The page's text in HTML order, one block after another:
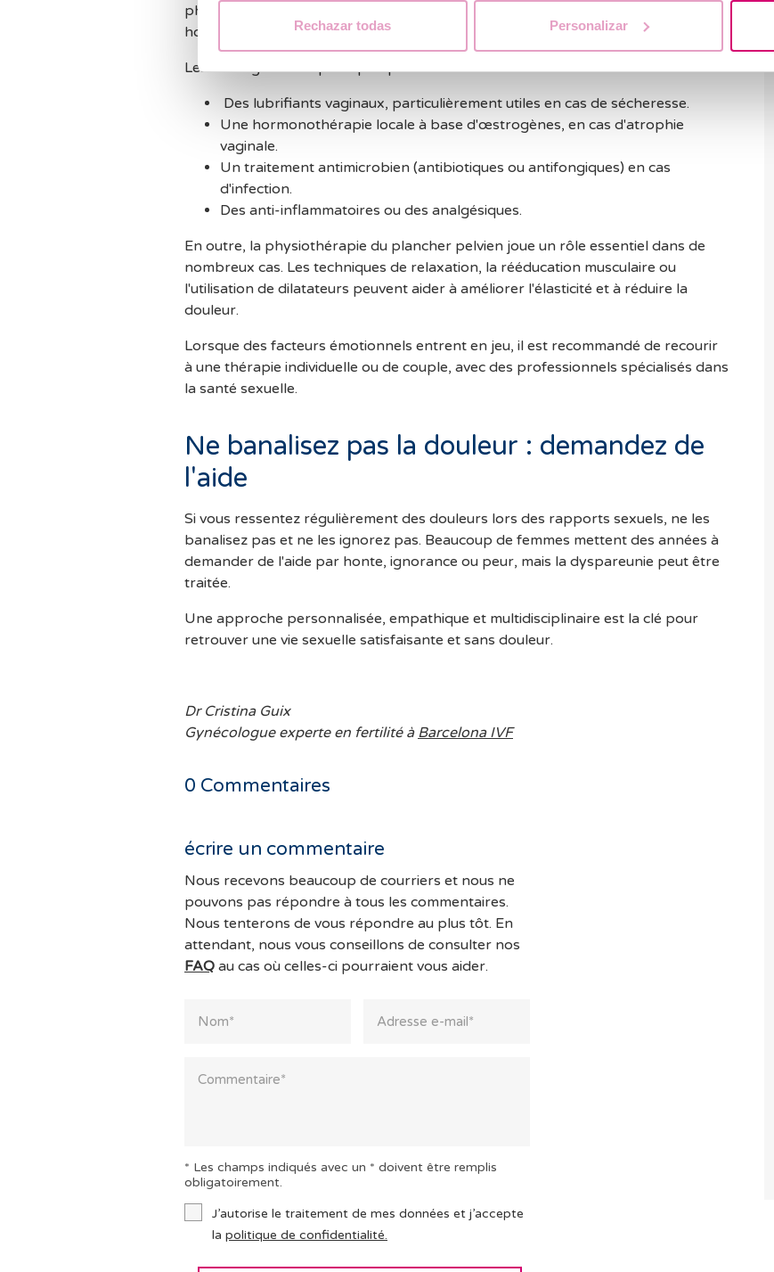
Rechazar todas Personalizar
physique et, si nécessaire, des tests complémentaires tels que des analyses
hormonales, des cultures ou des échographies.
Les stratégies thérapeutiques peuvent inclure :
Des lubrifiants vaginaux, particulièrement utiles en cas de sécheresse.
Une hormonothérapie locale à base d'œstrogènes, en cas d'atrophie
vaginale.
Un traitement antimicrobien (antibiotiques ou antifongiques) en cas
d'infection.
Des anti-inflammatoires ou des analgésiques.
En outre, la physiothérapie du plancher pelvien joue un rôle essentiel dans de
nombreux cas. Les techniques de relaxation, la rééducation musculaire ou
l'utilisation de dilatateurs peuvent aider à améliorer l'élasticité et à réduire la
douleur.
Lorsque des facteurs émotionnels entrent en jeu, il est recommandé de recourir
à une thérapie individuelle ou de couple, avec des professionnels spécialisés dans
la santé sexuelle.
Ne banalisez pas la douleur : demandez de
l'aide
Si vous ressentez régulièrement des douleurs lors des rapports sexuels, ne les
banalisez pas et ne les ignorez pas. Beaucoup de femmes mettent des années à
demander de l'aide par honte, ignorance ou peur, mais la dyspareunie peut être
traitée.
Une approche personnalisée, empathique et multidisciplinaire est la clé pour
retrouver une vie sexuelle satisfaisante et sans douleur.
Dr Cristina Guix
Gynécologue experte en fertilité à Barcelona IVF
0 Commentaires
écrire un commentaire
Nous recevons beaucoup de courriers et nous ne
pouvons pas répondre à tous les commentaires.
Nous tenterons de vous répondre au plus tôt. En
attendant, nous vous conseillons de consulter nos
FAQ au cas où celles-ci pourraient vous aider.
* Les champs indiqués avec un * doivent être remplis
obligatoirement.
J’autorise le traitement de mes données et j’accepte
la politique de confidentialité.